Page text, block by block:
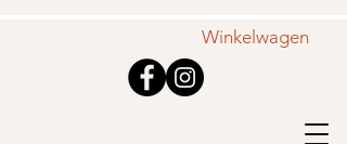
Winkelwagen